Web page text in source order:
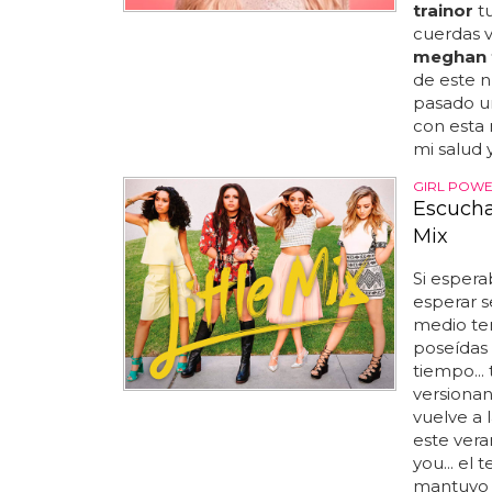
trainor
cuerdas
de este
pasado
con esta
mi salud
GIRL
Mix
Si
esperar
medio
tiempo...
vuelve a
este
you... el
mantuvo